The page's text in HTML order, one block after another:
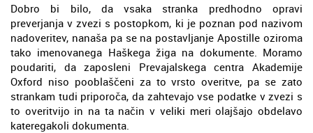
Dobro bi bilo, da vsaka stranka predhodno opravi
preverjanja v zvezi s postopkom, ki je poznan pod nazivom
nadoveritev, nanaša pa se na postavljanje Apostille oziroma
tako imenovanega Haškega žiga na dokumente. Moramo
poudariti, da zaposleni Prevajalskega centra Akademije
Oxford niso pooblaščeni za to vrsto overitve, pa se zato
strankam tudi priporoča, da zahtevajo vse podatke v zvezi s
to overitvijo in na ta način v veliki meri olajšajo obdelavo
kateregakoli dokumenta.